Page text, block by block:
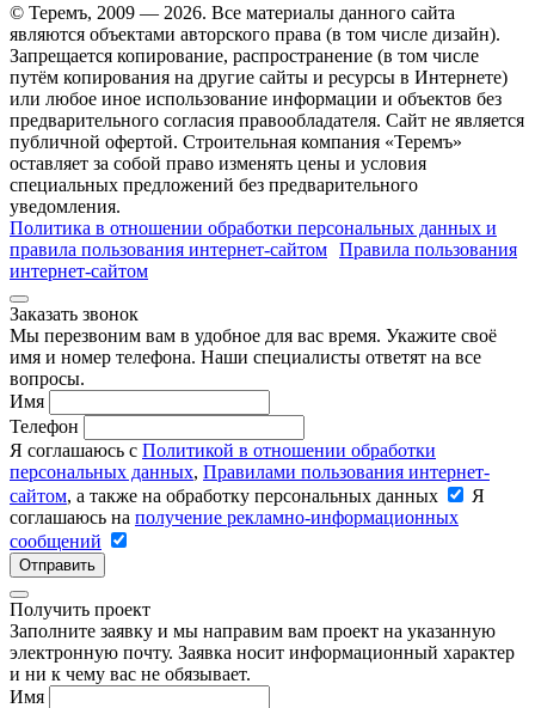
© Теремъ, 2009 — 2026. Все материалы данного сайта
являются объектами авторского права (в том числе дизайн).
Запрещается копирование, распространение (в том числе
путём копирования на другие сайты и ресурсы в Интернете)
или любое иное использование информации и объектов без
предварительного согласия правообладателя. Cайт не является
публичной офертой. Строительная компания «Теремъ»
оставляет за собой право изменять цены и условия
специальных предложений без предварительного
уведомления.
Политика в отношении обработки персональных данных и
правила пользования интернет-сайтом Правила пользования
интернет-сайтом
Заказать звонок
Мы перезвоним вам в удобное для вас время. Укажите своё
имя и номер телефона. Наши специалисты ответят на все
вопросы.
Имя
Телефон
Я соглашаюсь с Политикой в отношении обработки
персональных данных, Правилами пользования интернет-
сайтом, а также на обработку персональных данных
Я
соглашаюсь на получение рекламно-информационных
сообщений
Отправить
Получить проект
Заполните заявку и мы направим вам проект на указанную
электронную почту. Заявка носит информационный характер
и ни к чему вас не обязывает.
Имя